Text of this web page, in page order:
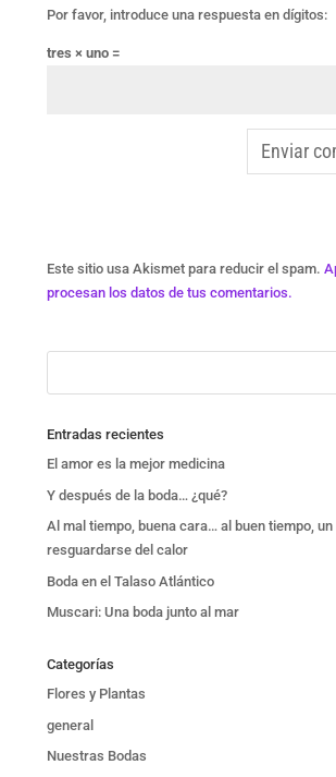
Por favor, introduce una respuesta en dígitos:
tres × uno =
Este sitio usa Akismet para reducir el spam.
procesan los datos de tus comentarios.
Entradas recientes
El amor es la mejor medicina
Y después de la boda… ¿qué?
Al mal tiempo, buena cara… al buen tiempo, un
resguardarse del calor
Boda en el Talaso Atlántico
Muscari: Una boda junto al mar
Categorías
Flores y Plantas
general
Nuestras Bodas